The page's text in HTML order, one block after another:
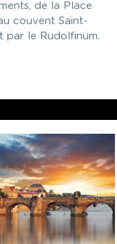
de la Place
couvent Saint-
par le Rudolfinum.